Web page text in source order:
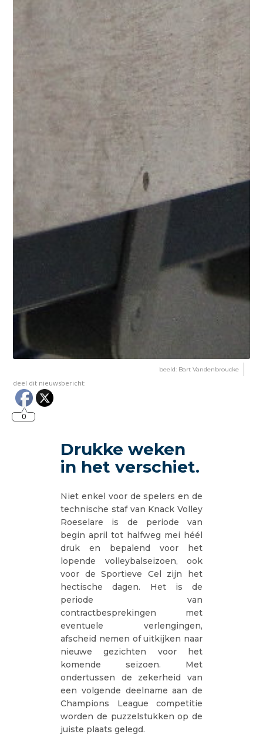
beeld: Bart Vandenbroucke
deel dit nieuwsbericht:
0
Drukke weken
in het verschiet.
Niet enkel voor de spelers en de
technische staf van Knack Volley
Roeselare is de periode van
begin april tot halfweg mei héél
druk en bepalend voor het
lopende volleybalseizoen, ook
voor de Sportieve Cel zijn het
hectische dagen. Het is de
periode van
contractbesprekingen met
eventuele verlengingen,
afscheid nemen of uitkijken naar
nieuwe gezichten voor het
komende seizoen. Met
ondertussen de zekerheid van
een volgende deelname aan de
Champions League competitie
worden de puzzelstukken op de
juiste plaats gelegd.